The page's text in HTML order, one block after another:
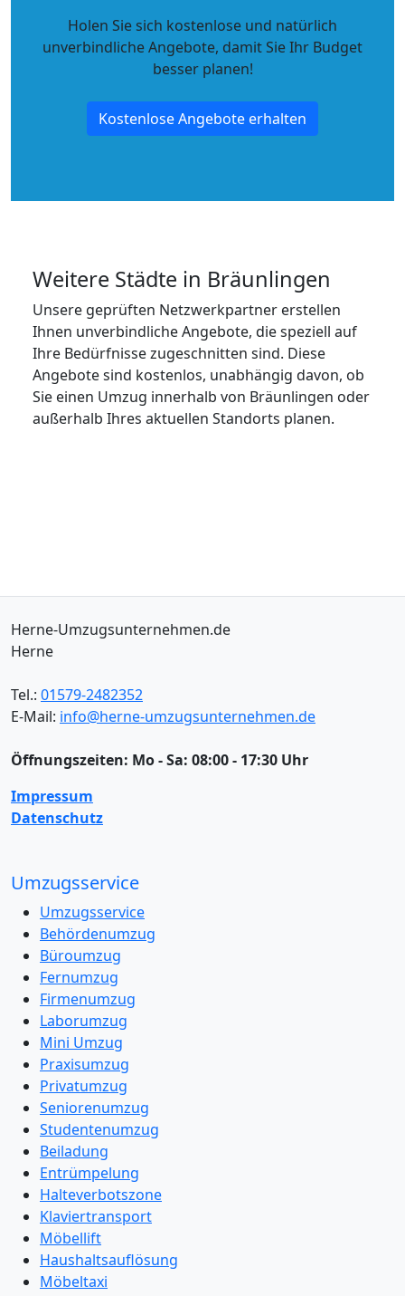
Holen Sie sich kostenlose und natürlich
unverbindliche Angebote, damit Sie Ihr Budget
besser planen!
Kostenlose Angebote erhalten
Weitere Städte in Bräunlingen
Unsere geprüften Netzwerkpartner erstellen
Ihnen unverbindliche Angebote, die speziell auf
Ihre Bedürfnisse zugeschnitten sind. Diese
Angebote sind kostenlos, unabhängig davon, ob
Sie einen Umzug innerhalb von Bräunlingen oder
außerhalb Ihres aktuellen Standorts planen.
Herne-Umzugsunternehmen.de
Herne
Tel.: 01579-2482352
E-Mail: info@herne-umzugsunternehmen.de
Öffnungszeiten: Mo - Sa: 08:00 - 17:30 Uhr
Impressum
Datenschutz
Umzugsservice
Umzugsservice
Behördenumzug
Büroumzug
Fernumzug
Firmenumzug
Laborumzug
Mini Umzug
Praxisumzug
Privatumzug
Seniorenumzug
Studentenumzug
Beiladung
Entrümpelung
Halteverbotszone
Klaviertransport
Möbellift
Haushaltsauflösung
Möbeltaxi